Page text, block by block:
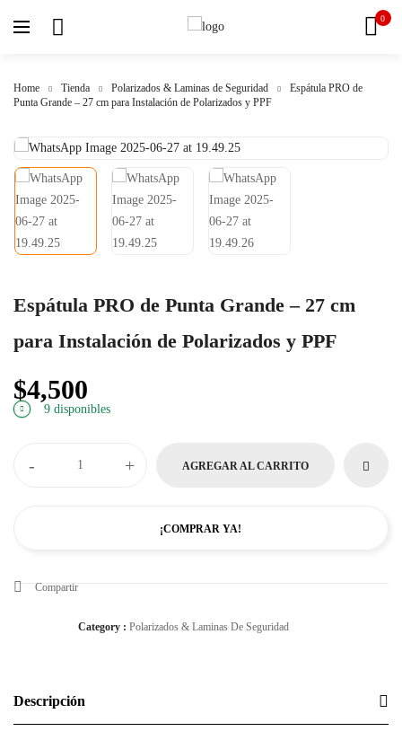
0
Home Tienda Polarizados & Laminas de Seguridad
Espátula PRO de
Punta Grande – 27 cm para Instalación de Polarizados y PPF
Espátula PRO de Punta Grande – 27 cm
para Instalación de Polarizados y PPF
$4,500
9 disponibles
- + AGREGAR AL CARRITO
¡COMPRAR YA!
Compartir
Category : Polarizados & Laminas De Seguridad
Descripción